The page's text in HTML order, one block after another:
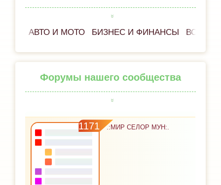
АВТО И МОТО БИЗНЕС И ФИНАНСЫ ВСЁ
Форумы нашего сообщества
1171 .:МИР СЕЛОР МУН:.